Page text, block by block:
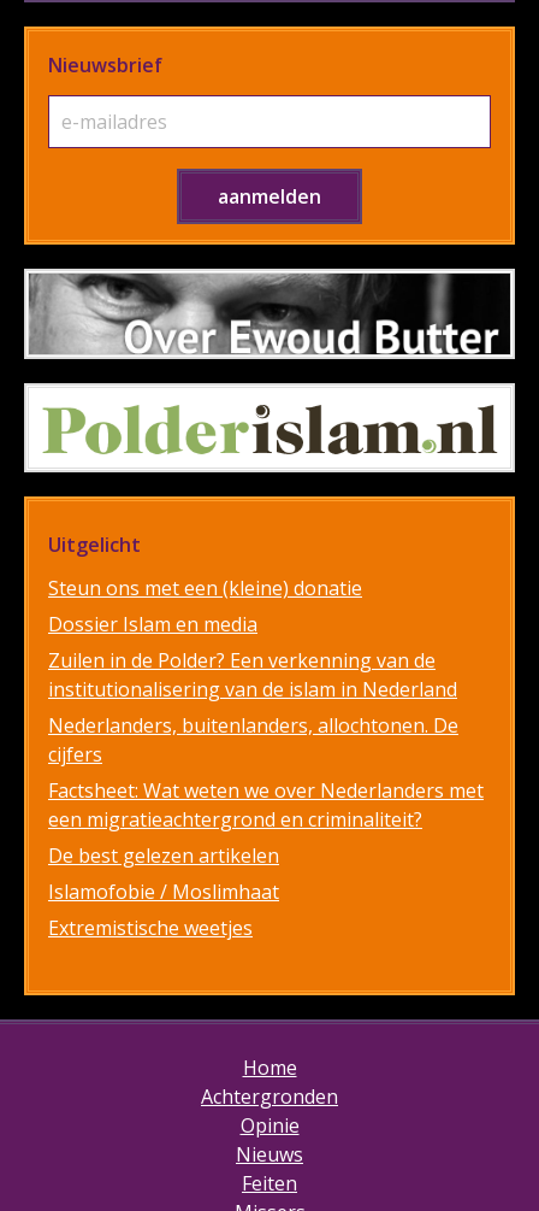
Nieuwsbrief
Uitgelicht
Steun ons met een (kleine) donatie
Dossier Islam en media
Zuilen in de Polder? Een verkenning van de
institutionalisering van de islam in Nederland
Nederlanders, buitenlanders, allochtonen. De
cijfers
Factsheet: Wat weten we over Nederlanders met
een migratieachtergrond en criminaliteit?
De best gelezen artikelen
Islamofobie / Moslimhaat
Extremistische weetjes
Home
Achtergronden
Opinie
Nieuws
Feiten